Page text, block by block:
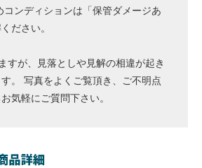
コンディションは「保管ダメージあ
ださい。
すが、見落としや見解の相違が起き
。 写真をよくご覧頂き、ご不明点
気軽にご質問下さい。